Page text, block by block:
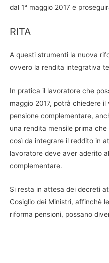
dal 1° maggio 2017 e
RITA
A questi strumenti la nuova
ovvero la rendita integrativa
In pratica il lavoratore che
maggio 2017, potrà chiedere
pensione complementare,
una rendita mensile prima che
così da integrare il reddito in
lavoratore deve aver aderito
complementare.
Si resta in attesa dei decreti
Cosiglio dei Ministri, affinchè
riforma pensioni, possano